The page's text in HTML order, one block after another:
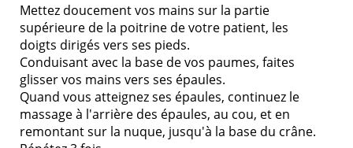
Mettez doucement vos mains sur la partie
supérieure de la poitrine de votre patient, les
doigts dirigés vers ses pieds.
Conduisant avec la base de vos paumes, faites
glisser vos mains vers ses épaules.
Quand vous atteignez ses épaules, continuez le
massage à l'arrière des épaules, au cou, et en
remontant sur la nuque, jusqu'à la base du crâne.